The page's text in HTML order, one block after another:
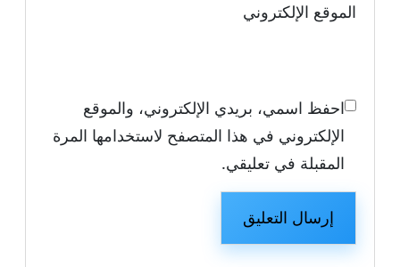
الموقع الإلكتروني
احفظ اسمي، بريدي الإلكتروني، والموقع
الإلكتروني في هذا المتصفح لاستخدامها المرة
المقبلة في تعليقي.